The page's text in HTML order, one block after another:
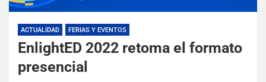
ACTUALIDAD FERIAS Y EVENTOS
EnlightED 2022 retoma el formato
presencial